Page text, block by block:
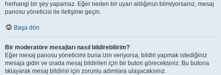
herhangi bir şey yapamaz. Eğer neden bir uyarı aldığınızı bilmiyorsanız, mesaj
panosu yöneticisi ile iletişime geçin.
Başa dön
Bir moderatöre mesajları nasıl bildirebilirim?
Eğer mesaj panosu yöneticimi buna izin veriyorsa, bildiri yapmak istediğiniz
mesaja gidin ve orada mesaj bildirileri için bir buton göreceksiniz. Bu butona
tıklayarak mesaj bildirisi için zorunlu adımlara ulaşacaksınız.